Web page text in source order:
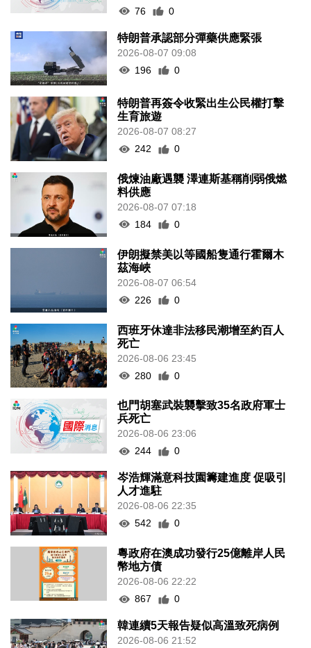
76
0
特朗普承認部分彈藥供應緊張
2026-08-07 09:08
196
0
特朗普再簽令收緊出生公民權打擊
生育旅遊
2026-08-07 08:27
242
0
俄煉油廠遇襲 澤連斯基稱削弱俄燃
料供應
2026-08-07 07:18
184
0
伊朗擬禁美以等國船隻通行霍爾木
茲海峽
2026-08-07 06:54
226
0
西班牙休達非法移民潮增至約百人
死亡
2026-08-06 23:45
280
0
也門胡塞武裝襲擊致35名政府軍士
兵死亡
2026-08-06 23:06
244
0
岑浩輝滿意科技園籌建進度 促吸引
人才進駐
2026-08-06 22:35
542
0
粵政府在澳成功發行25億離岸人民
幣地方債
2026-08-06 22:22
867
0
韓連續5天報告疑似高溫致死病例
2026-08-06 21:52